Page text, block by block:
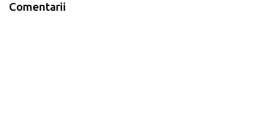
Comentarii